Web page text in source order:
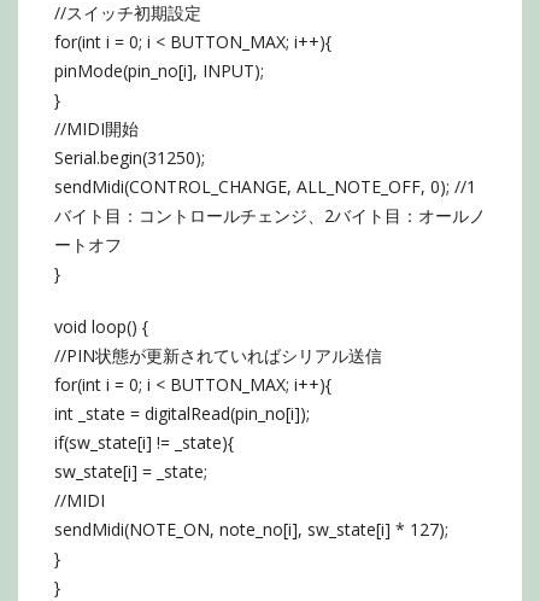
//スイッチ初期設定
for(int i = 0; i < BUTTON_MAX; i++){
pinMode(pin_no[i], INPUT);
}
//MIDI開始
Serial.begin(31250);
sendMidi(CONTROL_CHANGE, ALL_NOTE_OFF, 0); //1
バイト目：コントロールチェンジ、2バイト目：オールノ
ートオフ
}
void loop() {
//PIN状態が更新されていればシリアル送信
for(int i = 0; i < BUTTON_MAX; i++){
int _state = digitalRead(pin_no[i]);
if(sw_state[i] != _state){
sw_state[i] = _state;
//MIDI
sendMidi(NOTE_ON, note_no[i], sw_state[i] * 127);
}
}